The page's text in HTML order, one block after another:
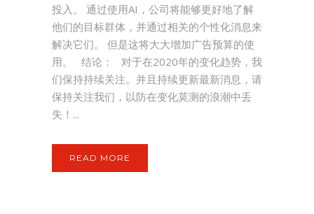
投入。 通过使用AI，公司将能够更好地了解
他们的目标群体，并通过相关的个性化消息来
解决它们。 但是这将大大增加广告预算的使
用。 结论： 对于在2020年的变化趋势，我
们保持持续关注。并且持续更新最新消息，请
保持关注我们，以防在变化莫测的浪潮中丢
失！...
READ MORE